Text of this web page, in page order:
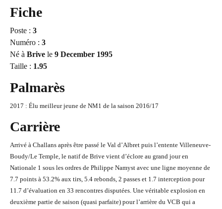
Fiche
Poste : 3
Numéro : 3
Né à Brive le 9 December 1995
Taille : 1.95
Palmarès
2017 : Élu meilleur jeune de NM1 de la saison 2016/17
Carrière
Arrivé à Challans après être passé le Val d’Albret puis l’entente Villeneuve-
Boudy/Le Temple, le natif de Brive vient d’éclore au grand jour en
Nationale 1 sous les ordres de Philippe Namyst avec une ligne moyenne de
7.7 points à 53.2% aux tirs, 5.4 rebonds, 2 passes et 1.7 interception pour
11.7 d’évaluation en 33 rencontres disputées. Une véritable explosion en
deuxième partie de saison (quasi parfaite) pour l’arrière du VCB qui a